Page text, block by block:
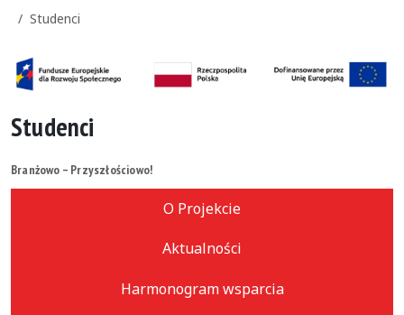
Studenci
Studenci
Branżowo – Przyszłościowo!
O Projekcie
Aktualności
Harmonogram wsparcia